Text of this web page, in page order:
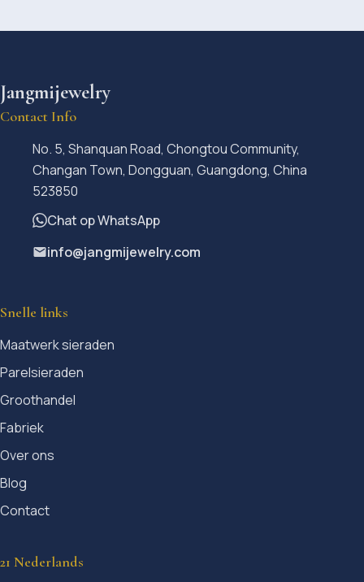
Jangmijewelry
Contact Info
No. 5, Shanquan Road, Chongtou Community,
Changan Town, Dongguan, Guangdong, China
523850
Chat op WhatsApp
info@jangmijewelry.com
Snelle links
Maatwerk sieraden
Parelsieraden
Groothandel
Fabriek
Over ons
Blog
Contact
21 Nederlands